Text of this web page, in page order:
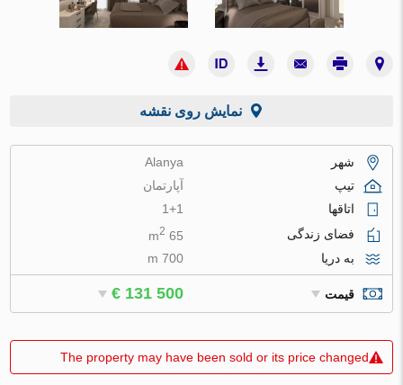
نمایش روی نقشه
شهر
Alanya
تیپ
آپارتمان
اتاقها
1+1
فضای زندگی
65 m
2
به دریا 700 m
قیمت € 131 500
The property may have been sold or its price changed